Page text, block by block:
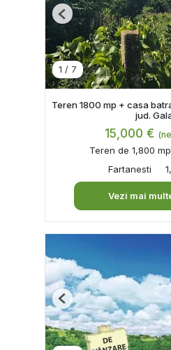
1 / 7
Previous
Teren 1800 mp + casa
jud.
15,000 €
Teren de 1,800
Fartanesti
Vezi mai
Previous